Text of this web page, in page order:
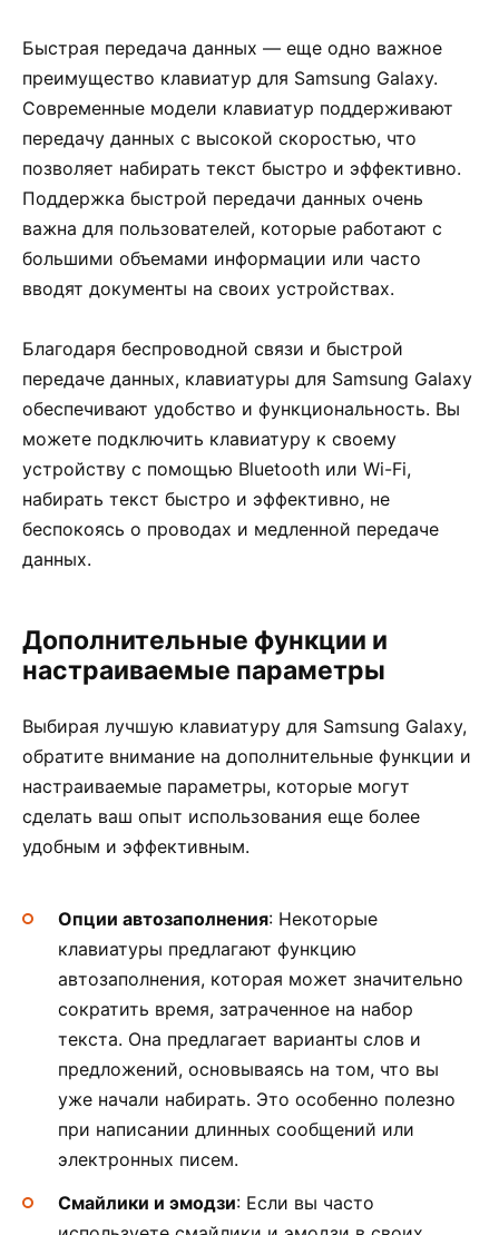
Быстрая передача данных — еще одно важное
преимущество клавиатур для Samsung Galaxy.
Современные модели клавиатур поддерживают
передачу данных с высокой скоростью, что
позволяет набирать текст быстро и эффективно.
Поддержка быстрой передачи данных очень
важна для пользователей, которые работают с
большими объемами информации или часто
вводят документы на своих устройствах.
Благодаря беспроводной связи и быстрой
передаче данных, клавиатуры для Samsung Galaxy
обеспечивают удобство и функциональность. Вы
можете подключить клавиатуру к своему
устройству с помощью Bluetooth или Wi-Fi,
набирать текст быстро и эффективно, не
беспокоясь о проводах и медленной передаче
данных.
Дополнительные функции и
настраиваемые параметры
Выбирая лучшую клавиатуру для Samsung Galaxy,
обратите внимание на дополнительные функции и
настраиваемые параметры, которые могут
сделать ваш опыт использования еще более
удобным и эффективным.
Опции автозаполнения: Некоторые
клавиатуры предлагают функцию
автозаполнения, которая может значительно
сократить время, затраченное на набор
текста. Она предлагает варианты слов и
предложений, основываясь на том, что вы
уже начали набирать. Это особенно полезно
при написании длинных сообщений или
электронных писем.
Смайлики и эмодзи: Если вы часто